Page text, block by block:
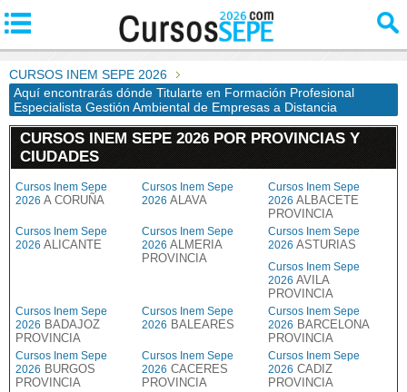
CURSOS INEM SEPE 2026
Aquí encontrarás dónde Titularte en Formación Profesional
Especialista Gestión Ambiental de Empresas a Distancia
CURSOS INEM SEPE 2026 POR PROVINCIAS Y
CIUDADES
Cursos Inem Sepe
2026 A CORUÑA
Cursos Inem Sepe
2026 ALAVA
Cursos Inem Sepe
2026 ALBACETE
PROVINCIA
Cursos Inem Sepe
2026 ALICANTE
Cursos Inem Sepe
2026 ALMERIA
PROVINCIA
Cursos Inem Sepe
2026 ASTURIAS
Cursos Inem Sepe
2026 AVILA
PROVINCIA
Cursos Inem Sepe
2026 BADAJOZ
PROVINCIA
Cursos Inem Sepe
2026 BALEARES
Cursos Inem Sepe
2026 BARCELONA
PROVINCIA
Cursos Inem Sepe
2026 BURGOS
PROVINCIA
Cursos Inem Sepe
2026 CACERES
PROVINCIA
Cursos Inem Sepe
2026 CADIZ
PROVINCIA